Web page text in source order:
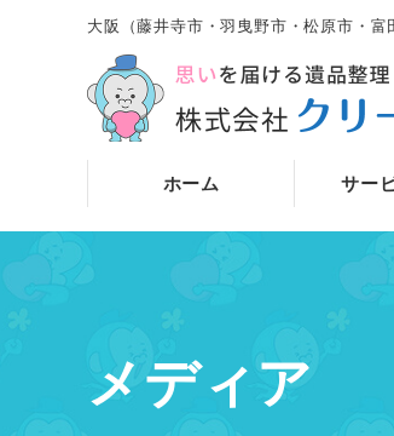
大阪（藤井寺市・羽曳野市・松原市・
ホーム サー
メディア